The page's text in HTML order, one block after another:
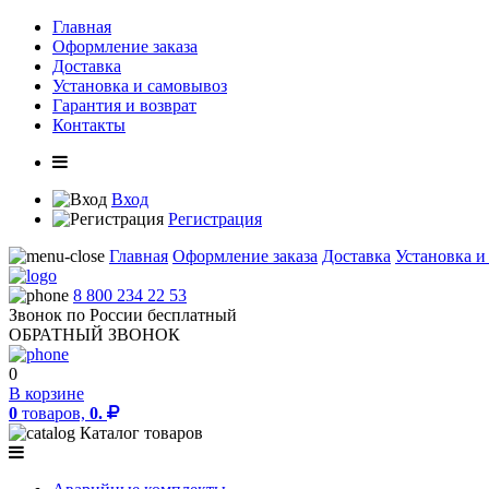
Главная
Оформление заказа
Доставка
Установка и самовывоз
Гарантия и возврат
Контакты
Вход
Регистрация
Главная Оформление заказа Доставка Установка
8 800 234 22 53
Звонок по России бесплатный
ОБРАТНЫЙ ЗВОНОК
0
В корзине
0 товаров, 0.
Каталог товаров